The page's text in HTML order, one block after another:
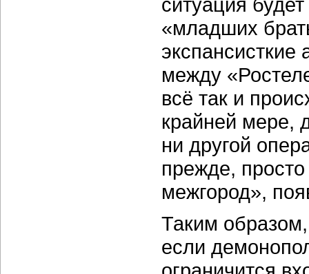
«младших
между
всё так и
крайней мере,
ни другой
прежде,
межгород»,
Таким
если